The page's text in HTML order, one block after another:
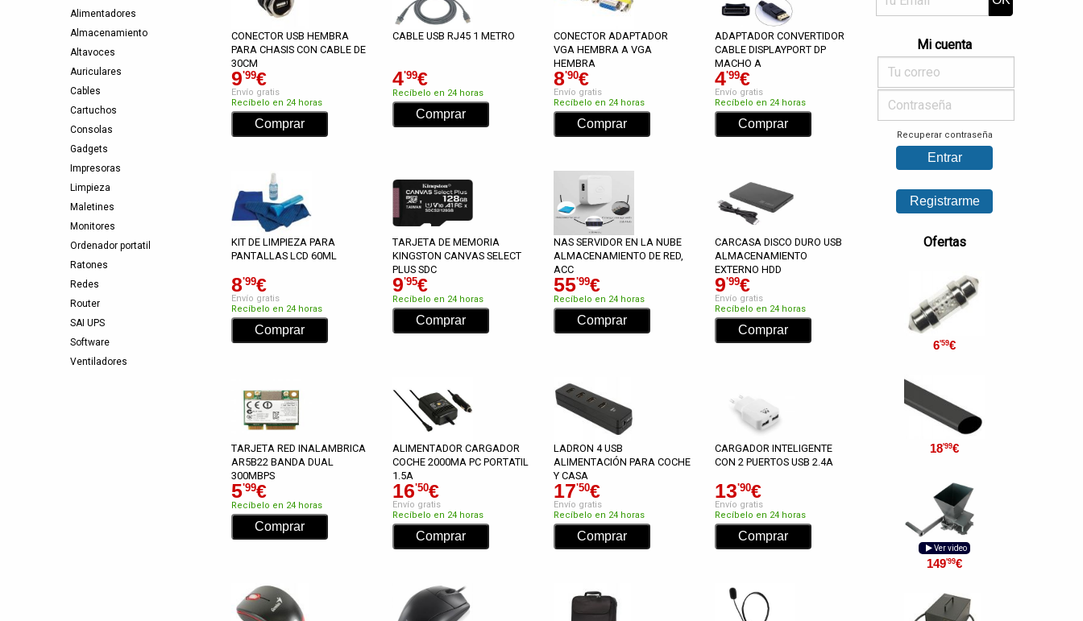
Alimentadores
Almacenamiento
Altavoces
Auriculares
Cables
Cartuchos
Consolas
Gadgets
Impresoras
Limpieza
Maletines
Monitores
Ordenador portatil
Ratones
Redes
Router
SAI UPS
Software
Ventiladores
CONECTOR USB HEMBRA
PARA CHASIS CON CABLE DE
30CM
9'99€
Envío gratis
Recíbelo en 24 horas
CABLE USB RJ45 1 METRO
4'99€
Recíbelo en 24 horas
CONECTOR ADAPTADOR
VGA HEMBRA A VGA
HEMBRA
8'90€
Envío gratis
Recíbelo en 24 horas
ADAPTADOR CONVERTIDOR
CABLE DISPLAYPORT DP
MACHO A
4'99€
Envío gratis
Recíbelo en 24 horas
KIT DE LIMPIEZA PARA
PANTALLAS LCD 60ML
8'99€
Envío gratis
Recíbelo en 24 horas
TARJETA DE MEMORIA
KINGSTON CANVAS SELECT
PLUS SDC
9'95€
Recíbelo en 24 horas
NAS SERVIDOR EN LA NUBE
ALMACENAMIENTO DE RED,
ACC
55'99€
Recíbelo en 24 horas
CARCASA DISCO DURO USB
ALMACENAMIENTO
EXTERNO HDD
9'99€
Envío gratis
Recíbelo en 24 horas
TARJETA RED INALAMBRICA
AR5B22 BANDA DUAL
300MBPS
5'99€
Recíbelo en 24 horas
ALIMENTADOR CARGADOR
COCHE 2000MA PC PORTATIL
1.5A
16'50€
Envío gratis
Recíbelo en 24 horas
LADRON 4 USB
ALIMENTACIÓN PARA COCHE
Y CASA
17'50€
Envío gratis
Recíbelo en 24 horas
CARGADOR INTELIGENTE
CON 2 PUERTOS USB 2.4A
13'90€
Envío gratis
Recíbelo en 24 horas
Mi cuenta
Recuperar contraseña
Ofertas
6'59€
18'99€
Ver video
149'99€